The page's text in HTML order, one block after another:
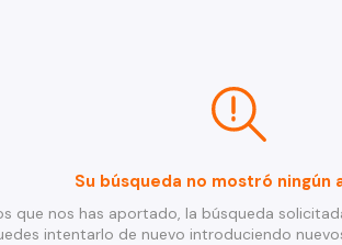
Su búsqueda no mostró ningún
que nos has aportado, la búsqueda
intentarlo de nuevo introduciendo